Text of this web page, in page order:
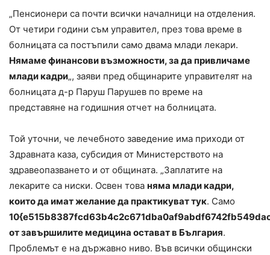
„Пенсионери са почти всички началници на отделения.
От четири години съм управител, през това време в
болницата са постъпили само двама млади лекари.
Нямаме финансови възможности, за да привличаме
млади кадри„, заяви пред общинарите управителят на
болницата д-р Паруш Парушев по време на
представяне на годишния отчет на болницата.
Той уточни, че лечебното заведение има приходи от
Здравната каза, субсидия от Министерството на
здравеопазването и от общината. „Заплатите на
лекарите са ниски. Освен това няма млади кадри,
които да имат желание да практикуват тук. Само
от завършилите медицина остават в България.
Проблемът е на държавно ниво. Във всички общински